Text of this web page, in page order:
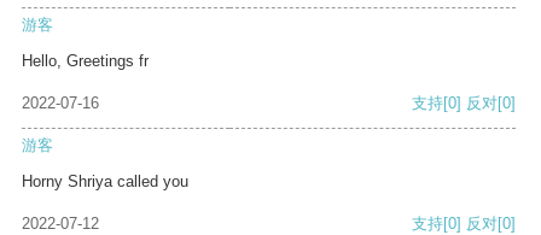
游客
Hello, Greetings fr
2022-07-16 支持[0] 反对[0]
游客
Horny Shriya called you
2022-07-12 支持[0] 反对[0]